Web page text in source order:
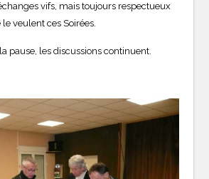
vifs, mais toujours respectueux
veulent ces Soirées.
pause, les discussions continuent.